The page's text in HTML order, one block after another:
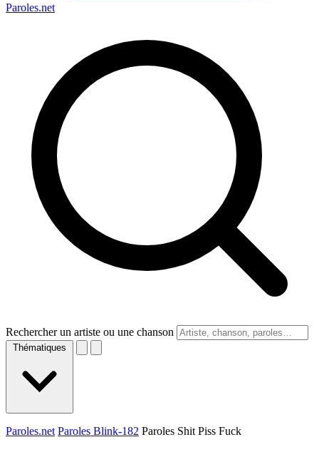
Paroles.net
Rechercher un artiste ou une chanson
Thématiques
Paroles.net Paroles Blink-182 Paroles Shit Piss Fuck